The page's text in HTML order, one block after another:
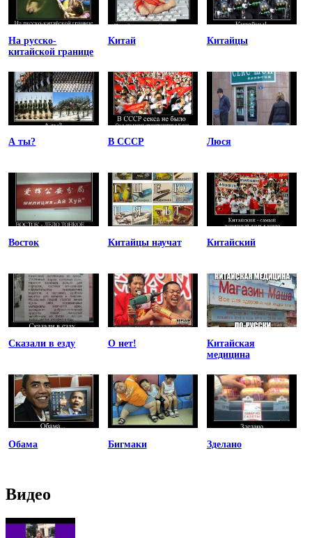
На русско-
китайской границе
Китай Китайцы
А ты? В СССР Люся
Восток Китайцы научат Китайский
Сказали в езду О нет!
Китайская
медицина
Обама Бигмаки Зделано
Видео